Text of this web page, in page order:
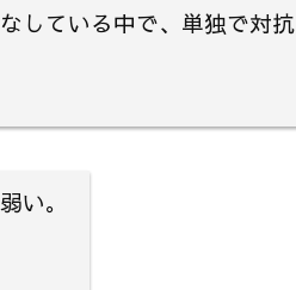
している中で、単独で対抗
い。